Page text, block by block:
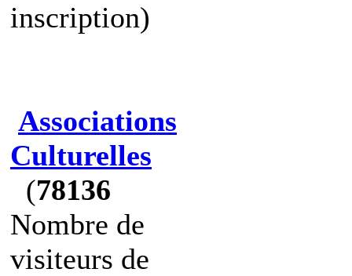
inscription)
Associations
Culturelles
(78136
Nombre de
visiteurs de